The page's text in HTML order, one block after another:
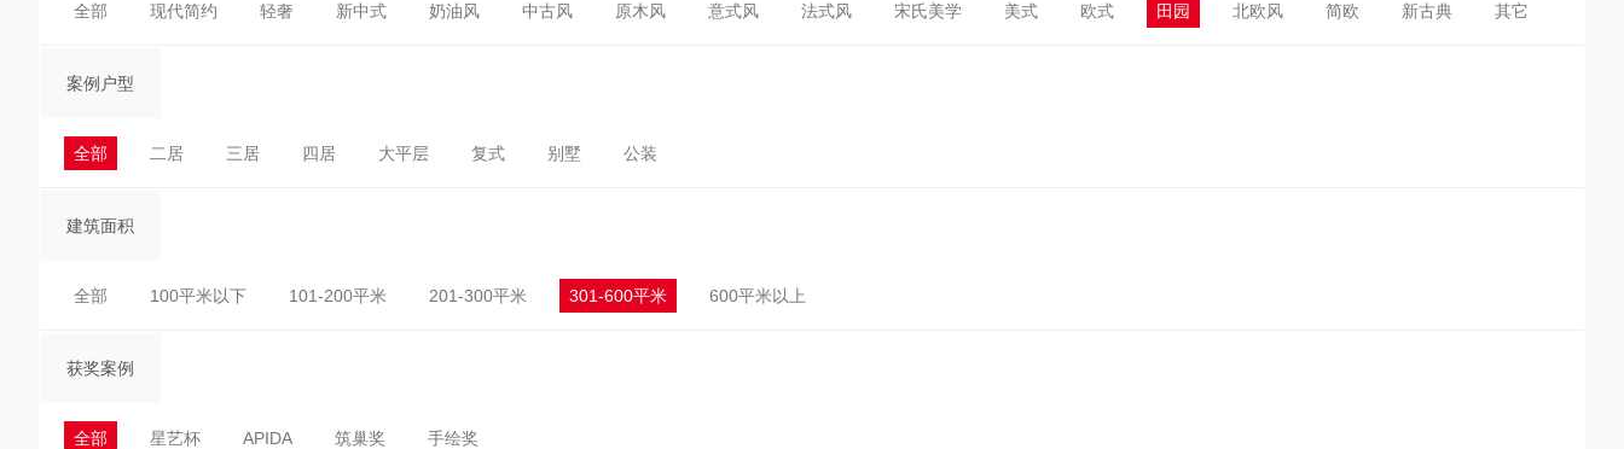
全部 现代简约 轻奢 新中式 奶油风 中古风 原木风 意式风 法式风 宋氏美学 美式 欧式 田园 北欧风 简欧 新古典 其它
案例户型
全部 二居 三居 四居 大平层 复式 别墅 公装
建筑面积
全部 100平米以下 101-200平米 201-300平米 301-600平米 600平米以上
获奖案例
全部 星艺杯 APIDA 筑巢奖 手绘奖